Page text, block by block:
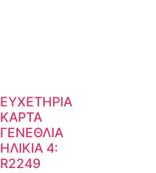
ΕΥΧΕΤΗΡΙΑ
ΚΑΡΤΑ
ΓΕΝΕΘΛΙΑ
ΗΛΙΚΙΑ 4:
R2249